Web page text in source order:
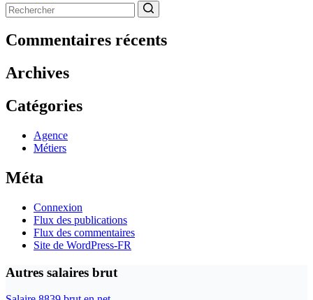
résultat
Commentaires récents
Archives
Catégories
Agence
Métiers
Méta
Connexion
Flux des publications
Flux des commentaires
Site de WordPress-FR
Autres salaires brut